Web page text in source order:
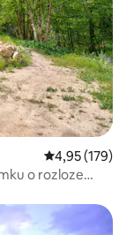
Průměrné
4,95 (179)
o rozloze